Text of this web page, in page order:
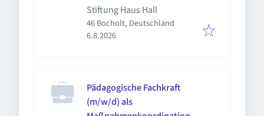
Stiftung Haus Hall
46 Bocholt, Deutschland
Veröffentlicht
6.8.2026
Pädagogische Fachkraft
(m/w/d) als